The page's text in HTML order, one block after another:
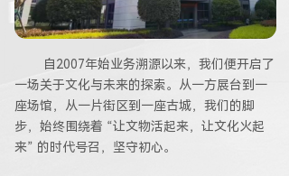
自2007年始业务溯源以来，我们便开启了
一场关于文化与未来的探索。从一方展台到一
座场馆，从一片街区到一座古城，我们的脚
步，始终围绕着 “让文物活起来，让文化火起
来” 的时代号召，坚守初心。